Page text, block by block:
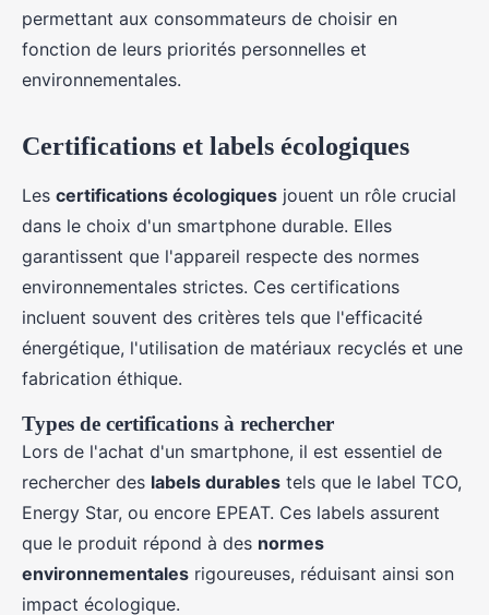
permettant aux consommateurs de choisir en
fonction de leurs priorités personnelles et
environnementales.
Certifications et labels écologiques
Les certifications écologiques jouent un rôle crucial
dans le choix d'un smartphone durable. Elles
garantissent que l'appareil respecte des normes
environnementales strictes. Ces certifications
incluent souvent des critères tels que l'efficacité
énergétique, l'utilisation de matériaux recyclés et une
fabrication éthique.
Types de certifications à rechercher
Lors de l'achat d'un smartphone, il est essentiel de
rechercher des labels durables tels que le label TCO,
Energy Star, ou encore EPEAT. Ces labels assurent
que le produit répond à des normes
environnementales rigoureuses, réduisant ainsi son
impact écologique.